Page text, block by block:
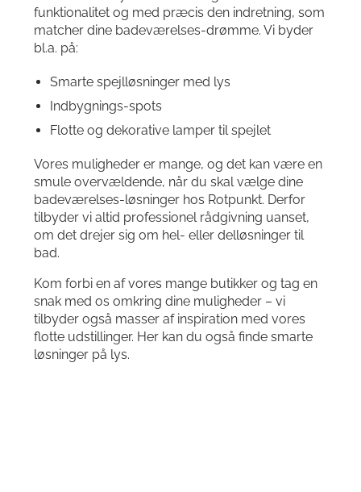
funktionalitet og med præcis den indretning, som
matcher dine badeværelses-drømme. Vi byder
bl.a. på:
Smarte spejlløsninger med lys
Indbygnings-spots
Flotte og dekorative lamper til spejlet
Vores muligheder er mange, og det kan være en
smule overvældende, når du skal vælge dine
badeværelses-løsninger hos Rotpunkt. Derfor
tilbyder vi altid professionel rådgivning uanset,
om det drejer sig om hel- eller delløsninger til
bad.
Kom forbi en af vores mange butikker og tag en
snak med os omkring dine muligheder – vi
tilbyder også masser af inspiration med vores
flotte udstillinger. Her kan du også finde smarte
løsninger på lys.